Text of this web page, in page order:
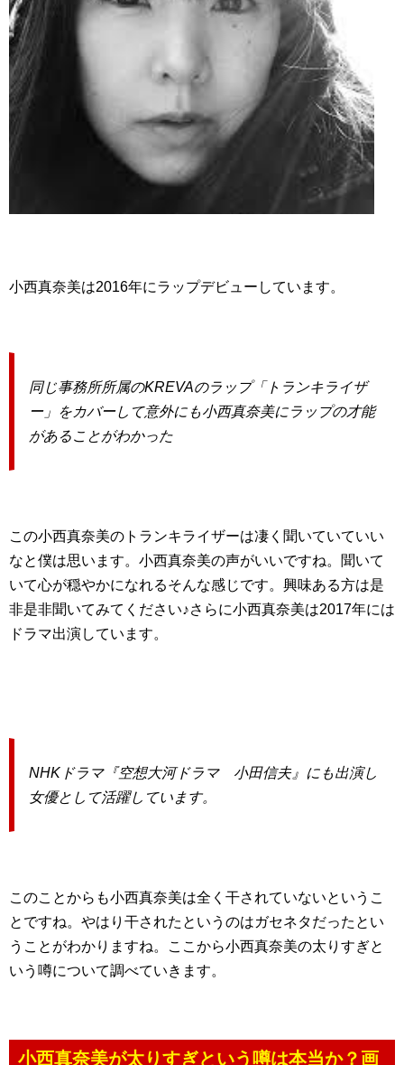
小西真奈美は2016年にラップデビューしています。
同じ事務所所属のKREVAのラップ「トランキライザ
ー」をカバーして意外にも小西真奈美にラップの才能
があることがわかった
この小西真奈美のトランキライザーは凄く聞いていていい
なと僕は思います。小西真奈美の声がいいですね。聞いて
いて心が穏やかになれるそんな感じです。興味ある方は是
非是非聞いてみてください♪さらに小西真奈美は2017年には
ドラマ出演しています。
NHKドラマ『空想大河ドラマ 小田信夫』にも出演し
女優として活躍しています。
このことからも小西真奈美は全く干されていないというこ
とですね。やはり干されたというのはガセネタだったとい
うことがわかりますね。ここから小西真奈美の太りすぎと
いう噂について調べていきます。
小西真奈美が太りすぎという噂は本当か？画